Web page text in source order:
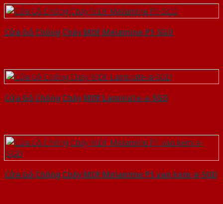
Cửa Gỗ Chống Cháy MDF Melamine P1-SGD
Cửa Gỗ Chống Cháy MDF Laminate-a-SGD
Cửa Gỗ Chống Cháy MDF Melamine P1 van kem-a-SGD